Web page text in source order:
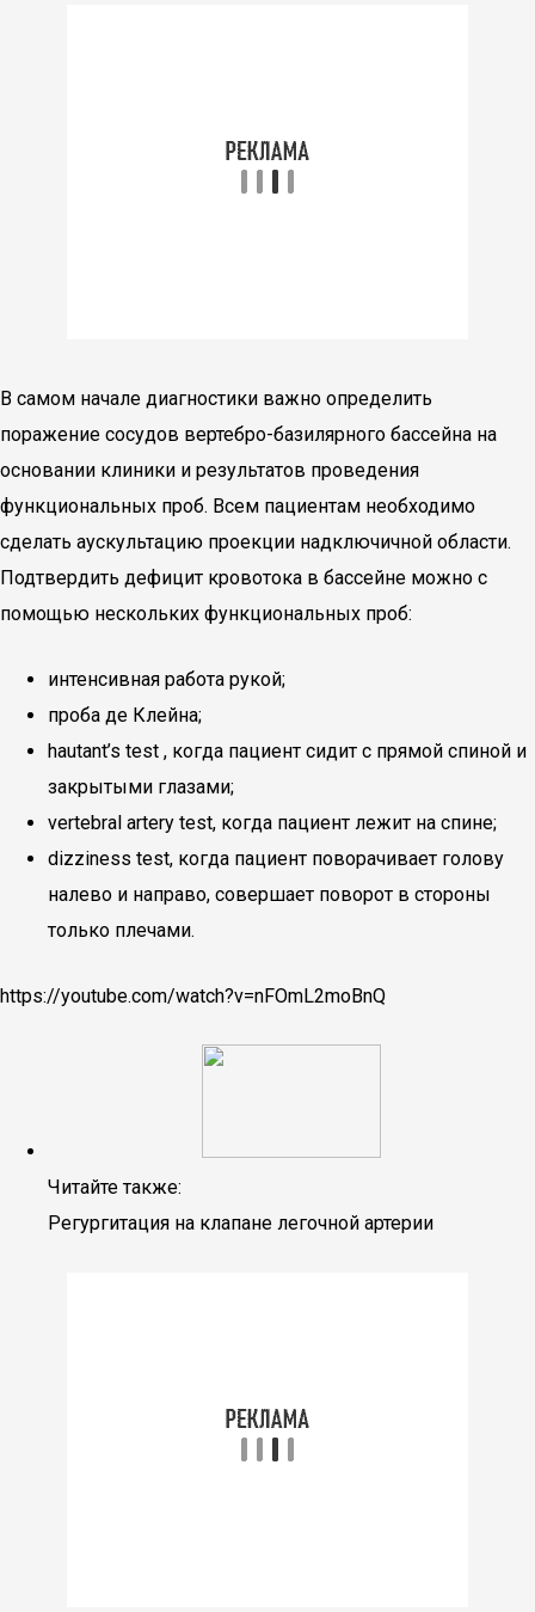
В самом начале диагностики важно определить
поражение сосудов вертебро-базилярного бассейна на
основании клиники и результатов проведения
функциональных проб. Всем пациентам необходимо
сделать аускультацию проекции надключичной области.
Подтвердить дефицит кровотока в бассейне можно с
помощью нескольких функциональных проб:
интенсивная работа рукой;
проба де Клейна;
hautant’s test , когда пациент сидит с прямой спиной и
закрытыми глазами;
vertebral artery test, когда пациент лежит на спине;
dizziness test, когда пациент поворачивает голову
налево и направо, совершает поворот в стороны
только плечами.
https://youtube.com/watch?v=nFOmL2moBnQ
Читайте также:
Регургитация на клапане легочной артерии